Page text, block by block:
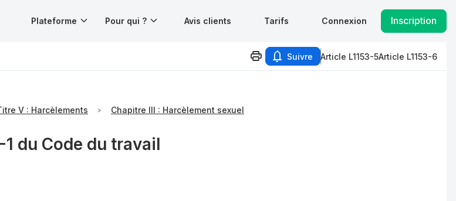
Plateforme Pour qui ? Avis clients Tarifs Connexion Inscription
Suivre Article L1153-5Article L1153-6
V : Harcèlements Chapitre III : Harcèlement sexuel
du Code du travail